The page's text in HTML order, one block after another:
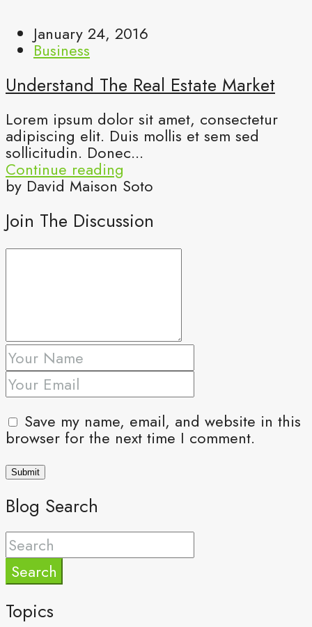
January 24, 2016
Business
Understand The Real Estate Market
Lorem ipsum dolor sit amet, consectetur
adipiscing elit. Duis mollis et sem sed
sollicitudin. Donec...
Continue reading
by David Maison Soto
Join The Discussion
Save my name, email, and website in this
browser for the next time I comment.
Blog Search
Search
Topics